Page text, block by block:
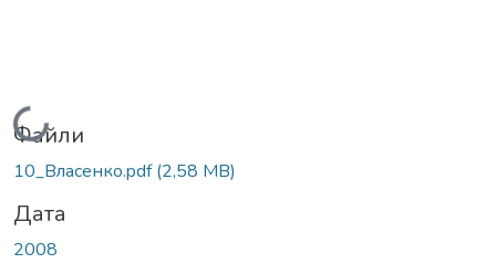
Вантажиться...
Файли
10_Власенко.pdf(2,58 MB)
Дата
2008